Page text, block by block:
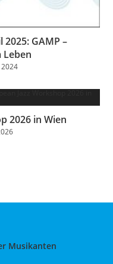
GAMP –
Leben
2026 in Wien
Musikanten